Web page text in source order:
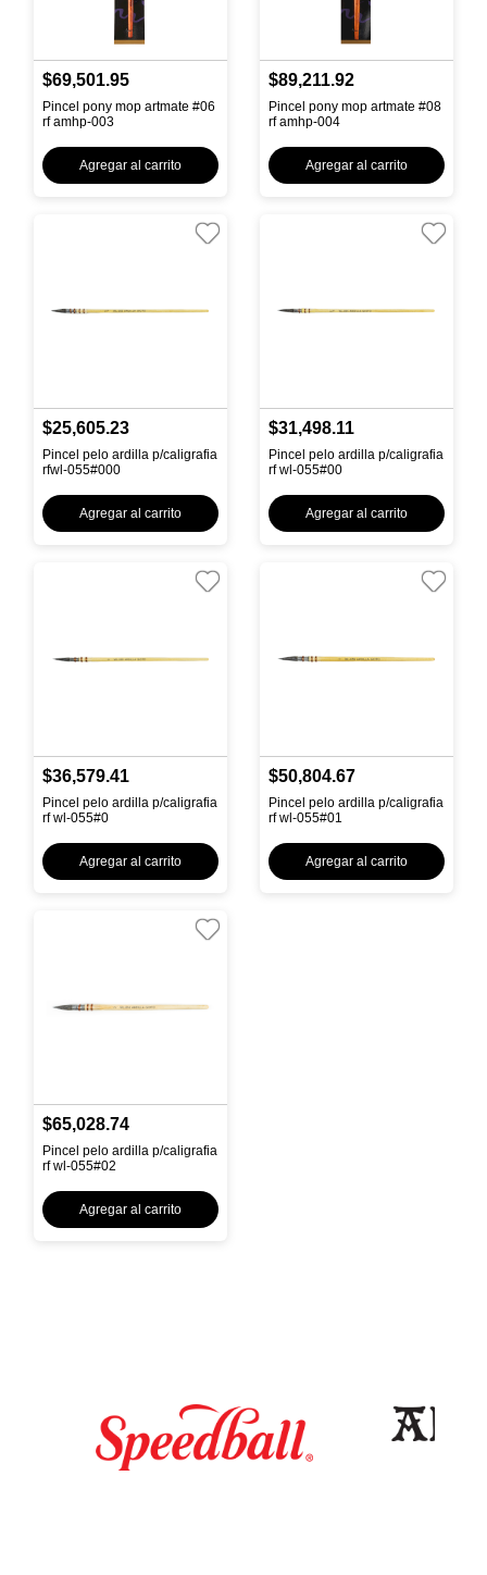
$69,501.95
Pincel pony mop artmate #06
rf amhp-003
Agregar al carrito
$89,211.92
Pincel pony mop artmate #08
rf amhp-004
Agregar al carrito
$25,605.23
Pincel pelo ardilla p/caligrafia
rfwl-055#000
Agregar al carrito
$31,498.11
Pincel pelo ardilla p/caligrafia
rf wl-055#00
Agregar al carrito
$36,579.41
Pincel pelo ardilla p/caligrafia
rf wl-055#0
Agregar al carrito
$50,804.67
Pincel pelo ardilla p/caligrafia
rf wl-055#01
Agregar al carrito
$65,028.74
Pincel pelo ardilla p/caligrafia
rf wl-055#02
Agregar al carrito